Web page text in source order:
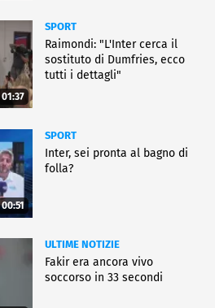
01:37
SPORT
Raimondi: "L'Inter cerca il
sostituto di Dumfries, ecco
tutti i dettagli"
00:51
SPORT
Inter, sei pronta al bagno di
folla?
ULTIME NOTIZIE
Fakir era ancora vivo
soccorso in 33 secondi